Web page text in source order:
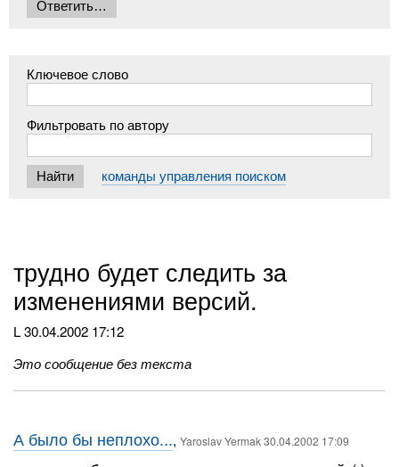
Ключевое слово
Фильтровать по автору
команды управления поиском
трудно будет следить за
изменениями версий.
L30.04.2002 17:12
Это сообщение без текста
А было бы неплохо...,Yaroslav Yermak 30.04.2002 17:09